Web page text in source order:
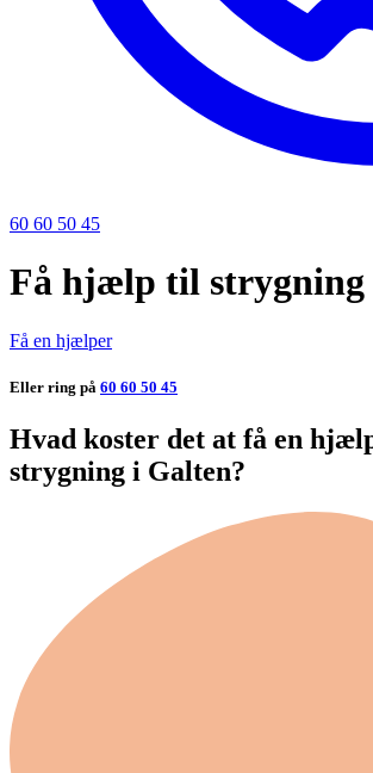
60 60 50 45
Få hjælp til strygning
Få en hjælper
Eller ring på 60 60 50 45
Hvad koster det at få en
strygning i Galten?